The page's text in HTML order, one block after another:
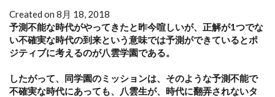
Created on 8月 18, 2018
予測不能な時代がやってきたと昨今喧しいが、正解が1つでな
い不確実な時代の到来という意味では予測ができているとポ
ジティブに考えるのが八雲学園である。
したがって、同学園のミッションは、そのような予測不能で
不確実な時代にあっても、八雲生が、時代に翻弄されないタ